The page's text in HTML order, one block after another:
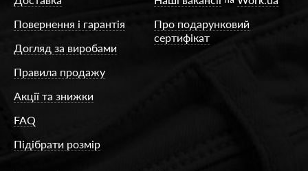
Повернення і гарантія
Догляд за виробами
Правила продажу
Акції та знижки
FAQ
Підібрати розмір
Про подарунковий
сертифікат